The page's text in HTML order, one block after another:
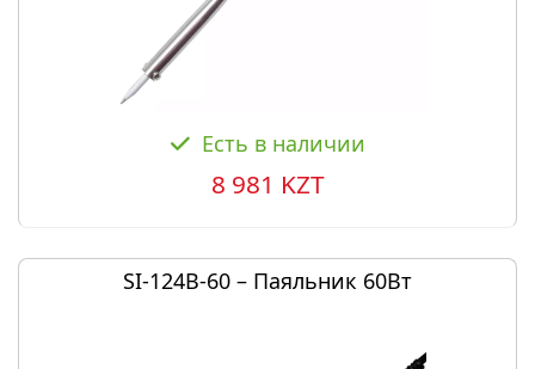
Есть в наличии
8 981 KZT
SI-124B-60 – Паяльник 60Вт